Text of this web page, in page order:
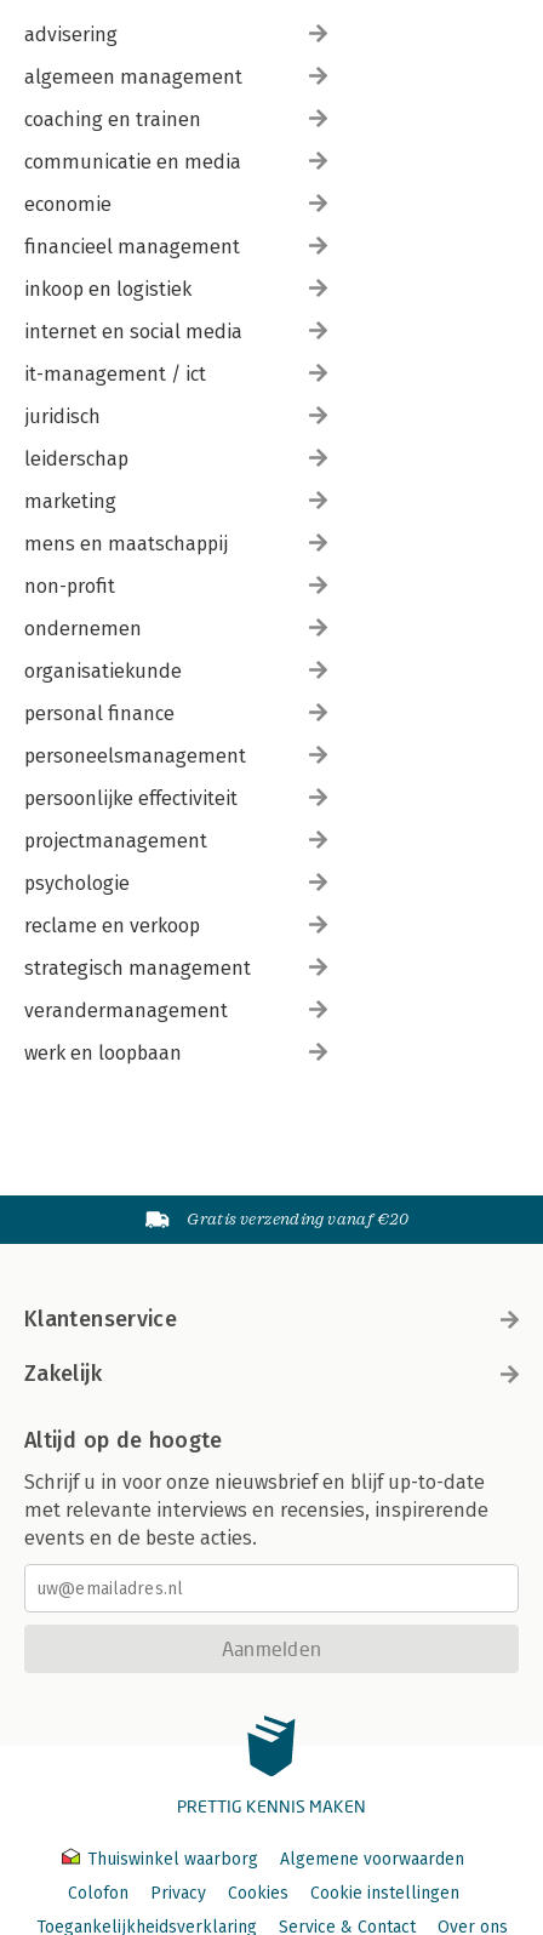
advisering
algemeen management
coaching en trainen
communicatie en media
economie
financieel management
inkoop en logistiek
internet en social media
it-management / ict
juridisch
leiderschap
marketing
mens en maatschappij
non-profit
ondernemen
organisatiekunde
personal finance
personeelsmanagement
persoonlijke effectiviteit
projectmanagement
psychologie
reclame en verkoop
strategisch management
verandermanagement
werk en loopbaan
Gratis verzending vanaf €20
Klantenservice
Zakelijk
Altijd op de hoogte
Schrijf u in voor onze nieuwsbrief en blijf up-to-date
met relevante interviews en recensies, inspirerende
events en de beste acties.
Aanmelden
PRETTIG KENNIS MAKEN
Thuiswinkel waarborg
Algemene voorwaarden
Colofon
Privacy Cookies
Cookie instellingen
Toegankelijkheidsverklaring
Service & Contact Over ons